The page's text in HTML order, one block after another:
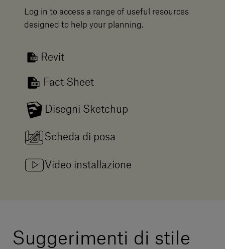
Log in to access a range of useful resources
designed to help your planning.
Revit
Fact Sheet
Disegni Sketchup
Scheda di posa
Video installazione
Suggerimenti di stile